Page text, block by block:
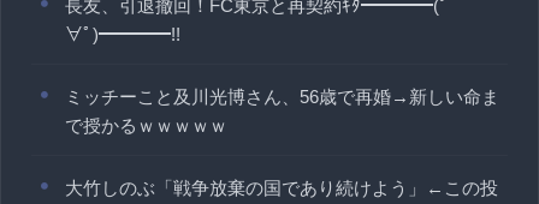
長友、引退撤回！FC東京と再契約ｷﾀ━━━━(ﾟ
∀ﾟ)━━━━!!
ミッチーこと及川光博さん、56歳で再婚→新しい命ま
で授かるｗｗｗｗｗ
大竹しのぶ「戦争放棄の国であり続けよう」←この投